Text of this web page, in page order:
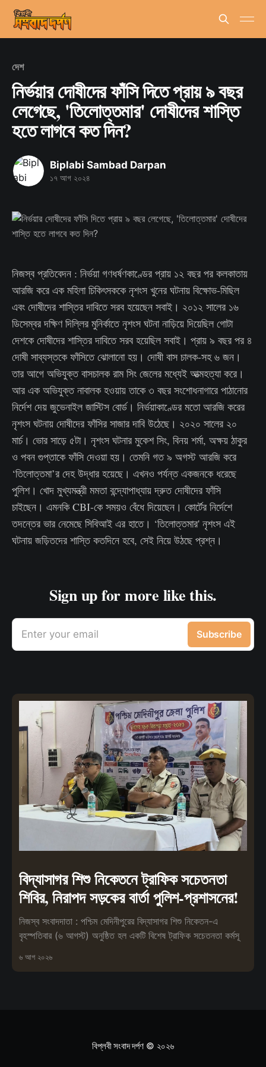
দেশ
নির্ভয়ার দোষীদের ফাঁসি দিতে প্রায় ৯ বছর
লেগেছে, 'তিলোত্তমার' দোষীদের শাস্তি
হতে লাগবে কত দিন?
Biplabi Sambad Darpan
১৭ আগ ২০২৪
নিজস্ব প্রতিবেদন : নির্ভয়া গণধর্ষণকাণ্ডের প্রায় ১২ বছর পর কলকাতায়
আরজি করে এক মহিলা চিকিৎসককে নৃশংস খুনের ঘটনায় বিক্ষোভ-মিছিল
এবং দোষীদের শাস্তির দাবিতে সরব হয়েছেন সবাই। ২০১২ সালের ১৬
ডিসেম্বর দক্ষিণ দিল্লির মুনির্কাতে নৃশংস ঘটনা নাড়িয়ে দিয়েছিল গোটা
দেশকে দোষীদের শাস্তির দাবিতে সরব হয়েছিল সবাই। প্রায় ৯ বছর পর ৪
দোষী সাব্যস্তকে ফাঁসিতে ঝোলানো হয়। দোষী বাস চালক-সহ ৬ জন।
তার আগে অভিযুক্ত বাসচালক রাম সিং জেলের মধ্যেই আত্মহত্যা করে।
আর এক অভিযুক্ত নাবালক হওয়ায় তাকে ৩ বছর সংশোধনাগারে পাঠানোর
নির্দেশ দেয় জুভেনাইল জাস্টিস বোর্ড। নির্ভয়াকাণ্ডের মতো আরজি করের
নৃশংস ঘটনায় দোষীদের ফাঁসির সাজার দাবি উঠেছে। ২০২০ সালের ২০
মার্চ। ভোর সাড়ে ৫টা। নৃশংস ঘটনার মুকেশ সিং, বিনয় শর্মা, অক্ষয় ঠাকুর
ও পবন গুপ্তাকে ফাঁসি দেওয়া হয়। তেমনি গত ৯ অগস্ট আরজি করে
‘তিলোত্তমা’র দেহ উদ্ধার হয়েছে। এখনও পর্যন্ত একজনকে ধরেছে
পুলিশ। খোদ মুখ্যমন্ত্রী মমতা বন্দ্যোপাধ্যায় দ্রুত দোষীদের ফাঁসি
চাইছেন। এমনকি CBI-কে সময়ও বেঁধে দিয়েছেন। কোর্টের নির্দেশে
তদন্তের ভার নেমেছে সিবিআই এর হাতে। ‘তিলোত্তমার' নৃশংস এই
ঘটনায় জড়িতদের শাস্তি কতদিনে হবে, সেই নিয়ে উঠছে প্রশ্ন।
Sign up for more like this.
Enter your email Subscribe
বিদ্যাসাগর শিশু নিকেতনে ট্রাফিক সচেতনতা
শিবির, নিরাপদ সড়কের বার্তা পুলিশ-প্রশাসনের!
নিজস্ব সংবাদদাতা : পশ্চিম মেদিনীপুরের বিদ্যাসাগর শিশু নিকেতন-এ
বৃহস্পতিবার (৬ আগস্ট) অনুষ্ঠিত হল একটি বিশেষ ট্রাফিক সচেতনতা কর্মসূ
৬ আগ ২০২৬
বিপ্লবী সংবাদ দর্পণ© ২০২৬